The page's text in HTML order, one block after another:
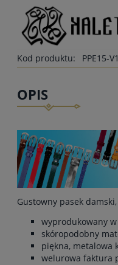
Kod produktu: PPE15-
OPIS
Gustowny pasek
wyprodukowany w
skóropodobny
piękna, metalowa
welurowa faktura